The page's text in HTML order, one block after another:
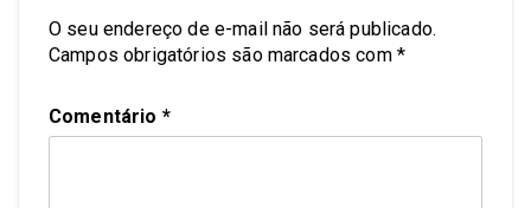
O seu endereço de e-mail não será publicado.
Campos obrigatórios são marcados com *
Comentário *